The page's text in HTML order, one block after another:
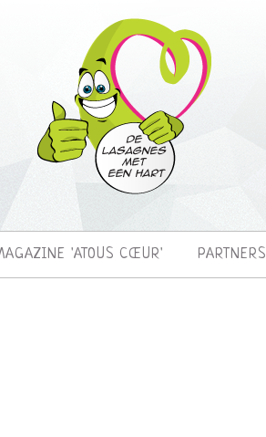
'ATOUS CŒUR' PARTNERS